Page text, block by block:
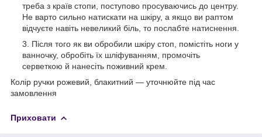
треба з країв стопи, поступово просуваючись до центру.
Не варто сильно натискати на шкіру, а якщо ви раптом
відчуєте навіть невеликий біль, то послабте натиснення.
Після того як ви обробили шкіру стоп, помістіть ноги у
ванночку, обробіть їх шліфуванням, промочіть
серветкою й нанесіть поживний крем.
Колір ручки рожевий, блакитний — уточнюйте під час
замовлення
Приховати